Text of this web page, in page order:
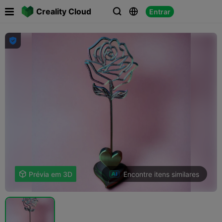
Creality Cloud   Entrar
 

 Prévia em 3D Encontre itens similares